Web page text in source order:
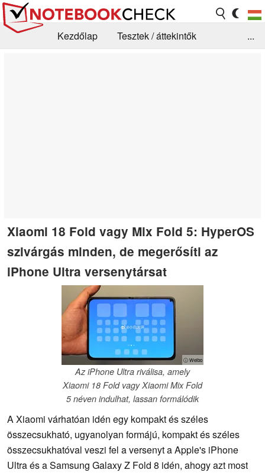
Kezdőlap
Tesztek / áttekintők
...
Xiaomi 18 Fold vagy Mix Fold 5: HyperOS
szivárgás minden, de megerősíti az
iPhone Ultra versenytársat
ⓘ Weibo
Az iPhone Ultra riválisa, amely
Xiaomi 18 Fold vagy Xiaomi Mix Fold
5 néven indulhat, lassan formálódik
A Xiaomi várhatóan idén egy kompakt és széles
összecsukható, ugyanolyan formájú, kompakt és széles
összecsukhatóval veszi fel a versenyt a Apple's iPhone
Ultra és a Samsung Galaxy Z Fold 8 idén, ahogy azt most